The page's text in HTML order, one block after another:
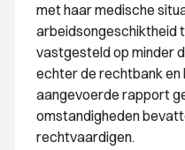
met haar medische
arbeidsongeschiktheid
vastgesteld op minder
echter de rechtbank
aangevoerde rapport
omstandigheden
rechtvaardigen.